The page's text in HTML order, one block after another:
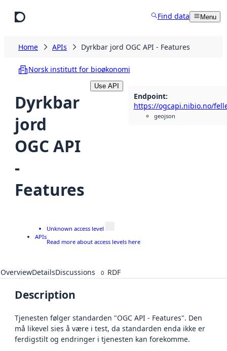
Find data Menu
Home APIs Dyrkbar jord OGC API - Features
Norsk institutt for bioøkonomi
Dyrkbar
jord
OGC API
-
Features
Use API
Endpoint:
https://ogcapi.nibio.no/
geojson
APIs
Unknown access level
Read more about access levels here
OverviewDetailsDiscussions 0 RDF
Description
Tjenesten følger standarden "OGC API - Features". Den
må likevel sies å være i test, da standarden enda ikke er
ferdigstilt og endringer i tjenesten kan forekomme.